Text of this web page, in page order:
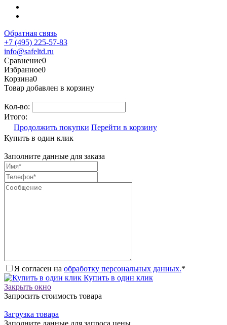
Обратная связь
+7 (495) 225-57-83
info@safeltd.ru
Сравнение0
Избранное0
Корзина0
Товар добавлен в корзину
Кол-во:
Итого:
Продолжить покупки Перейти в корзину
Купить в один клик
Заполните данные для заказа
Я согласен на обработку персональных данных.*
Купить в один клик
Закрыть окно
Запросить стоимость товара
Загрузка товара
Заполните данные для запроса цены